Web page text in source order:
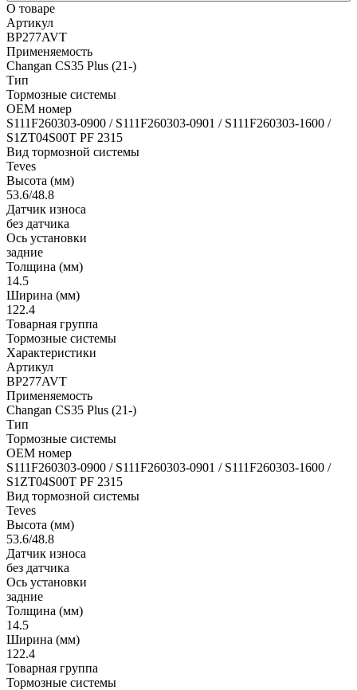
О товаре
Артикул
BP277AVT
Применяемость
Changan CS35 Plus (21-)
Тип
Тормозные системы
OEM номер
S111F260303-0900 / S111F260303-0901 / S111F260303-1600 /
S1ZT04S00T PF 2315
Вид тормозной системы
Teves
Высота (мм)
53.6/48.8
Датчик износа
без датчика
Ось установки
задние
Толщина (мм)
14.5
Ширина (мм)
122.4
Товарная группа
Тормозные системы
Характеристики
Артикул
BP277AVT
Применяемость
Changan CS35 Plus (21-)
Тип
Тормозные системы
OEM номер
S111F260303-0900 / S111F260303-0901 / S111F260303-1600 /
S1ZT04S00T PF 2315
Вид тормозной системы
Teves
Высота (мм)
53.6/48.8
Датчик износа
без датчика
Ось установки
задние
Толщина (мм)
14.5
Ширина (мм)
122.4
Товарная группа
Тормозные системы